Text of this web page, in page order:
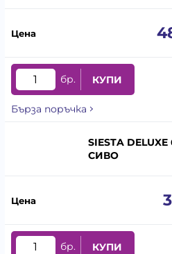
бр. КУПИ
Бърза поръчка
SIESTA
СИВО
бр. КУПИ